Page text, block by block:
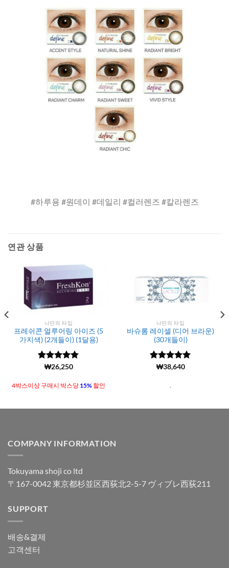
#하루용 #원데이 #데일리 #컬러렌즈 #칼라렌즈
연관 상품
나만의 타입
프레쉬콘 얼루어링 아이즈 (5
가지색) (2개들이) (1달용)
5 중에서
가됨
(205)
₩26,250
4박스이상 구매시 박스당 15% 할인
나만의 타입
바슈롬 레이셀 (디어 브라운)
(30개들이)
5 중에서
(949)
₩38,640
.
COMPANY INFORMATION
Tokuyama shoji co ltd
〒167-0042 東京都杉並区西荻北2-5-7 ヴィブレ西荻211
SUPPORT
배송&결제
고객센터